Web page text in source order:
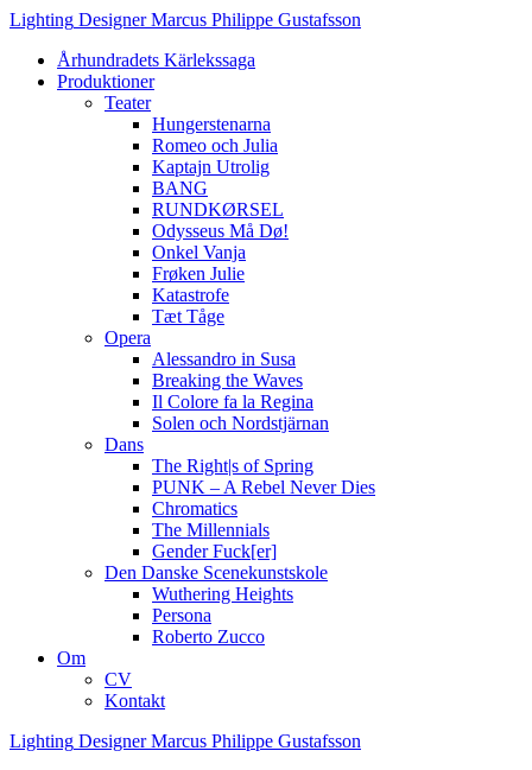
Hoppa
innehåll
Lighting DesignerMarcus Philippe Gustafsson
Århundradets Kärlekssaga
Produktioner
Teater
Hungerstenarna
Romeo och Julia
Kaptajn Utrolig
BANG
RUNDKØRSEL
Odysseus Må Dø!
Onkel Vanja
Frøken Julie
Katastrofe
Tæt Tåge
Opera
Alessandro in Susa
Breaking the Waves
Il Colore fa la Regina
Solen och Nordstjärnan
Dans
The Right|s of Spring
PUNK – A Rebel Never Dies
Chromatics
The Millennials
Gender Fuck[er]
Den Danske Scenekunstskole
Wuthering Heights
Persona
Roberto Zucco
Om
CV
Kontakt
Lighting DesignerMarcus Philippe Gustafsson